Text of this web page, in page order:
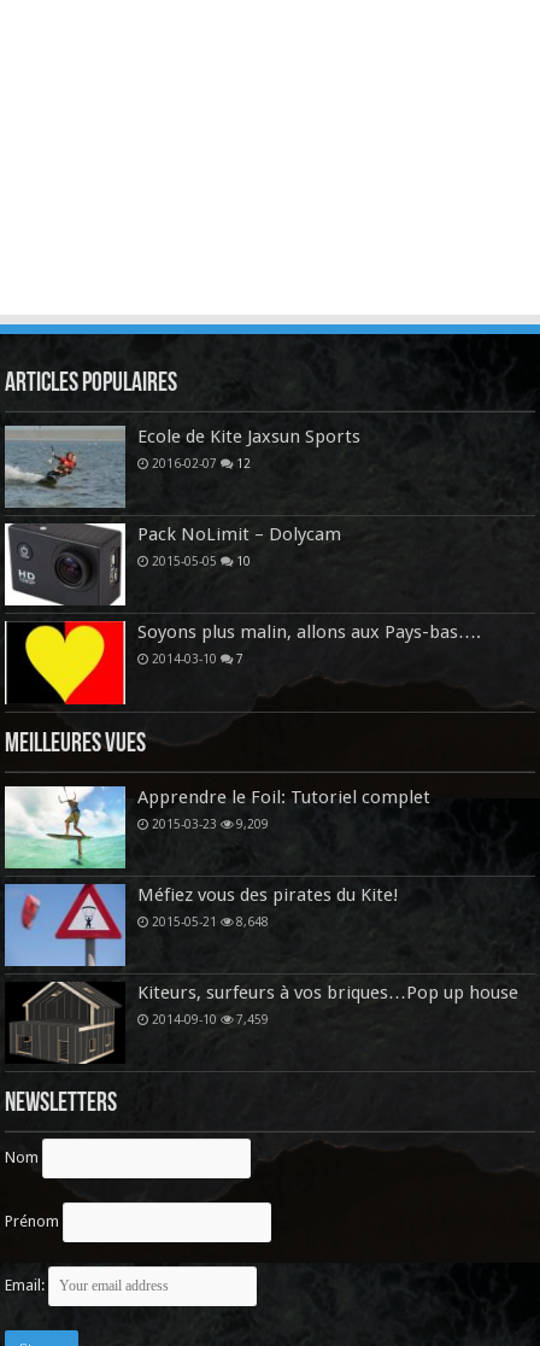
Articles Populaires
Ecole de Kite Jaxsun Sports
2016-02-07 12
Pack NoLimit – Dolycam
2015-05-05 10
Soyons plus malin, allons aux Pays-bas….
2014-03-10 7
Meilleures vues
Apprendre le Foil: Tutoriel complet
2015-03-23 9,209
Méfiez vous des pirates du Kite!
2015-05-21 8,648
Kiteurs, surfeurs à vos briques…Pop up house
2014-09-10 7,459
Newsletters
Nom
Prénom
Email: